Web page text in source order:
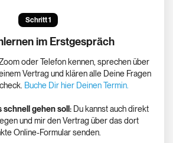
Schritt 1
im Erstgespräch
oder Telefon kennen, sprechen über
Vertrag und klären alle Deine Fragen
Buche Dir hier Deinen Termin.
schnell gehen soll: Du kannst auch direkt
und mir den Vertrag über das dort
Online-Formular senden.